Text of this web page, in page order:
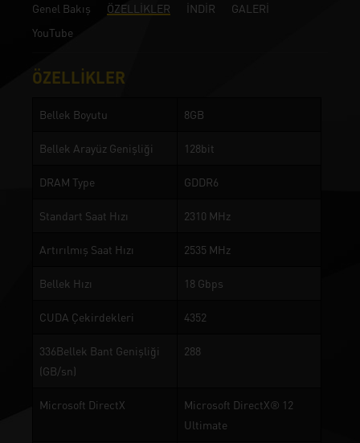
Genel Bakış ÖZELLİKLER İNDİR
GALERİ
YouTube
ÖZELLİKLER
Bellek Boyutu 8GB
Bellek Arayüz Genişliği 128bit
DRAM Type GDDR6
Standart Saat Hızı 2310 MHz
Artırılmış Saat Hızı 2535 MHz
Bellek Hızı 18 Gbps
CUDA Çekirdekleri 4352
336Bellek Bant Genişliği
(GB/sn)
288
Microsoft DirectX
Microsoft DirectX® 12
Ultimate